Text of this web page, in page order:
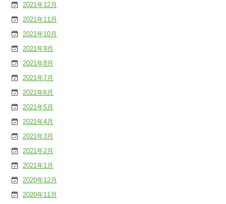
2021年12月
2021年11月
2021年10月
2021年9月
2021年8月
2021年7月
2021年6月
2021年5月
2021年4月
2021年3月
2021年2月
2021年1月
2020年12月
2020年11月